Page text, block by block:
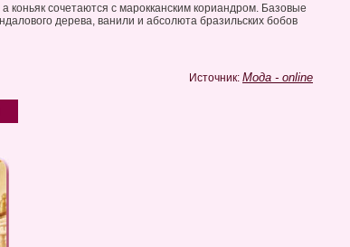
коньяк сочетаются с марокканским кориандром. Базовые
дерева, ванили и абсолюта бразильских бобов
Источник: Мода - online